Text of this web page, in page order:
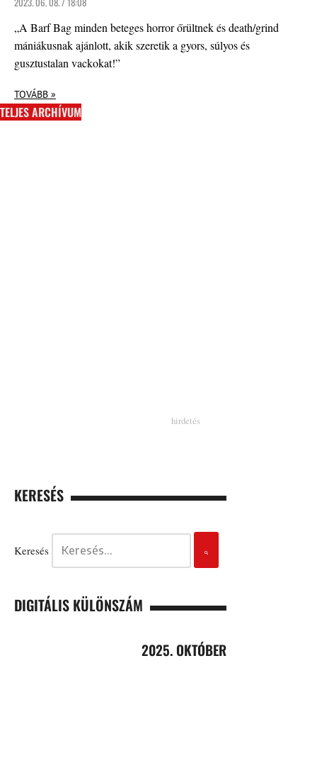
„A Barf Bag minden beteges horror őrültnek és death/grind
mániákusnak ajánlott, akik szeretik a gyors, súlyos és
gusztustalan vackokat!”
TOVÁBB »
TELJES ARCHÍVUM
KERESÉS
Keresés
DIGITÁLIS KÜLÖNSZÁM
2025. OKTÓBER